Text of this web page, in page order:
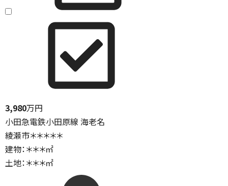
3,980万円
小田急電鉄小田原線 海老名
綾瀬市＊＊＊＊＊
建物：＊＊＊㎡
土地：＊＊＊㎡